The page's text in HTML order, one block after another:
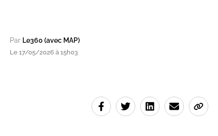
Par Le360 (avec MAP)
Le 17/05/2026 à 15h03